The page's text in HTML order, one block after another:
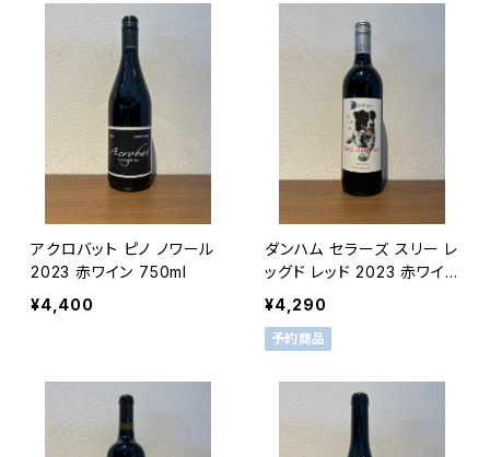
アクロバット ピノ ノワール
2023 赤ワイン 750ml
¥4,400
ダンハム セラーズ スリー レ
ッグド レッド 2023 赤ワイン
750ml
¥4,290
予約商品